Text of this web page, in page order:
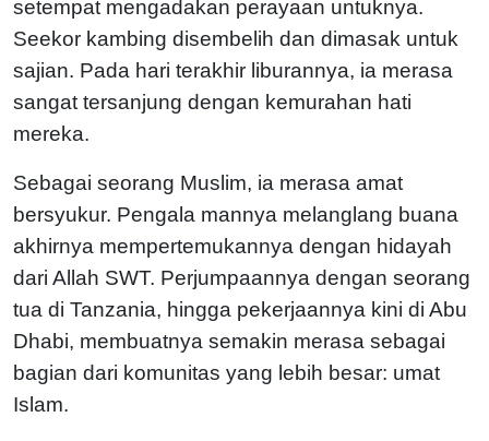
setempat mengadakan perayaan untuknya.
Seekor kambing disembelih dan dimasak untuk
sajian. Pada hari terakhir liburannya, ia merasa
sangat tersanjung dengan kemurahan hati
mereka.
Sebagai seorang Muslim, ia merasa amat
bersyukur. Pengala mannya melanglang buana
akhirnya mempertemukannya dengan hidayah
dari Allah SWT. Perjumpaannya dengan seorang
tua di Tanzania, hingga pekerjaannya kini di Abu
Dhabi, membuatnya semakin merasa sebagai
bagian dari komunitas yang lebih besar: umat
Islam.